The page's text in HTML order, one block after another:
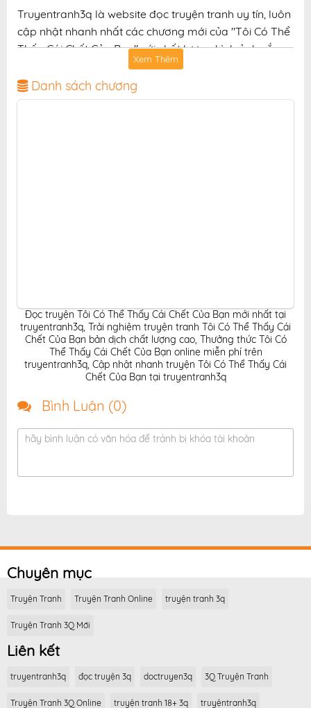
Truyentranh3q là website đọc truyện tranh uy tín, luôn
cập nhật nhanh nhất các chương mới của "Tôi Có Thể
Thấy Cái Chết Của Bạn" với chất lượng hình ảnh sắc
nét, bản dịch chuẩn và giao diện thân thiện, mang đến
trải nghiệm đọc truyện hấp dẫn, tiện lợi, hoàn toàn
miễn phí cho độc giả yêu thích truyện tranh online.
Xem Thêm
Danh sách chương
Đọc truyện Tôi Có Thể Thấy Cái Chết Của Bạn mới nhất tại
truyentranh3q, Trải nghiệm truyện tranh Tôi Có Thể Thấy Cái
Chết Của Bạn bản dịch chất lượng cao, Thưởng thức Tôi Có
Thể Thấy Cái Chết Của Bạn online miễn phí trên
truyentranh3q, Cập nhật nhanh truyện Tôi Có Thể Thấy Cái
Chết Của Bạn tại truyentranh3q
Bình Luận (0)
hãy bình luận có văn hóa để tránh bị khóa tài khoản
Chuyên mục
Truyện Tranh Truyện Tranh Online truyện tranh 3q
Truyện Tranh 3Q Mới
Liên kết
truyentranh3q đọc truyện 3q doctruyen3q 3Q Truyện Tranh
Truyện Tranh 3Q Online truyện tranh 18+ 3q truyệntranh3q